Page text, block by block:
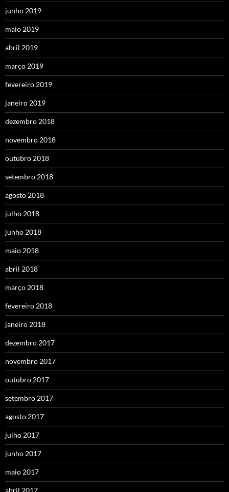
junho 2019
maio 2019
abril 2019
março 2019
fevereiro 2019
janeiro 2019
dezembro 2018
novembro 2018
outubro 2018
setembro 2018
agosto 2018
julho 2018
junho 2018
maio 2018
abril 2018
março 2018
fevereiro 2018
janeiro 2018
dezembro 2017
novembro 2017
outubro 2017
setembro 2017
agosto 2017
julho 2017
junho 2017
maio 2017
abril 2017